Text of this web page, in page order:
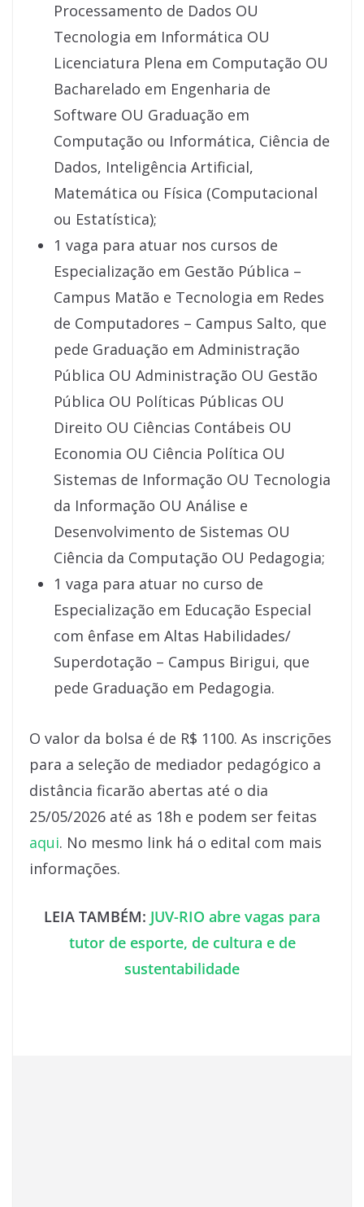
Processamento de Dados OU
Tecnologia em Informática OU
Licenciatura Plena em Computação OU
Bacharelado em Engenharia de
Software OU Graduação em
Computação ou Informática, Ciência de
Dados, Inteligência Artificial,
Matemática ou Física (Computacional
ou Estatística);
1 vaga para atuar nos cursos de
Especialização em Gestão Pública –
Campus Matão e Tecnologia em Redes
de Computadores – Campus Salto, que
pede Graduação em Administração
Pública OU Administração OU Gestão
Pública OU Políticas Públicas OU
Direito OU Ciências Contábeis OU
Economia OU Ciência Política OU
Sistemas de Informação OU Tecnologia
da Informação OU Análise e
Desenvolvimento de Sistemas OU
Ciência da Computação OU Pedagogia;
1 vaga para atuar no curso de
Especialização em Educação Especial
com ênfase em Altas Habilidades/
Superdotação – Campus Birigui, que
pede Graduação em Pedagogia.
O valor da bolsa é de R$ 1100. As inscrições
para a seleção de mediador pedagógico a
distância ficarão abertas até o dia
25/05/2026 até as 18h e podem ser feitas
aqui. No mesmo link há o edital com mais
informações.
LEIA TAMBÉM: JUV-RIO abre vagas para
tutor de esporte, de cultura e de
sustentabilidade